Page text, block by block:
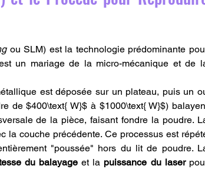
un mariage de la micro-mécanique et de
est déposée sur un plateau, puis un
de $400\text{ W}$ à $1000\text{ W}$)
de la pièce, faisant fondre la poudre.
la couche précédente. Ce processus est
"poussée" hors du lit de poudre.
du balayage et la puissance du laser